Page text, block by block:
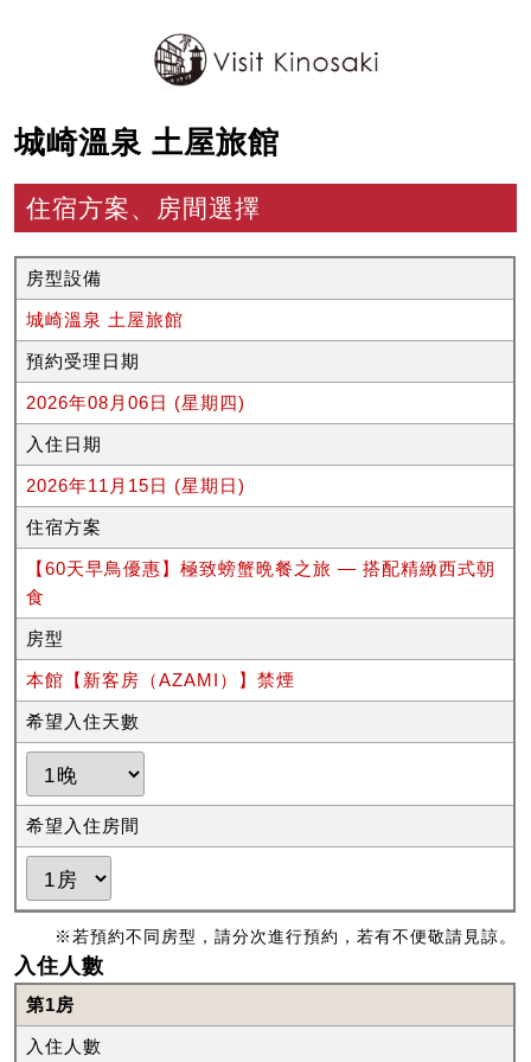
城崎溫泉 土屋旅館
住宿方案、房間選擇
房型設備
城崎溫泉 土屋旅館
預約受理日期
2026年08月06日 (星期四)
入住日期
2026年11月15日 (星期日)
住宿方案
【60天早鳥優惠】極致螃蟹晩餐之旅 — 搭配精緻西式朝
食
房型
本館【新客房（AZAMI）】禁煙
希望入住天數
希望入住房間
※若預約不同房型，請分次進行預約，若有不便敬請見諒。
入住人數
第1房
入住人數